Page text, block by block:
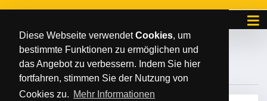
Diese Webseite verwendetCookies, um
bestimmte Funktionen zu ermöglichen und
das Angebot zu verbessern. Indem Sie hier
fortfahren, stimmen Sie der Nutzung von
Cookies zu. Mehr Informationen
#TTFINALSERFURT2025